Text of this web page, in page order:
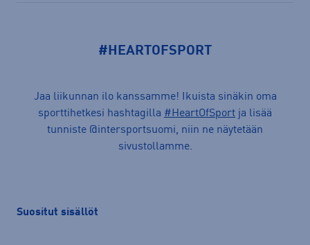
#HEARTOFSPORT
Jaa liikunnan ilo kanssamme! Ikuista sinäkin oma
sporttihetkesi hashtagilla #HeartOfSport ja lisää
tunniste @intersportsuomi, niin ne näytetään
sivustollamme.
Suositut sisällöt